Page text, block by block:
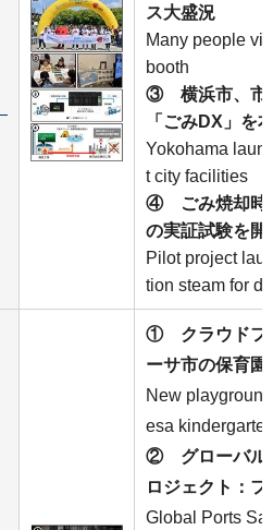
ス大盛況
Many people
booth
③ 横浜市、市
「ごみDX」を
Yokohama
t city facilities
④
ごみ焼却
の実証試験を開
Pilot project
tion steam for
① クラウドフ
ーサ市の保育
New
esa
② グローバル
ロジェクト：
Global Ports